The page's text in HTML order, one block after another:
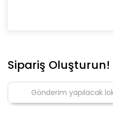
Sipariş Oluşturun!